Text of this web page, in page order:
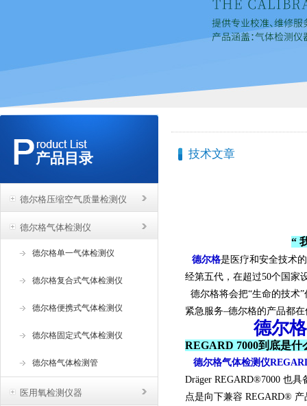
产品目录
德尔格压缩空气质量检测仪
德尔格气体检测仪
德尔格单一气体检测仪
德尔格复合式气体检测仪
德尔格便携式气体检测仪
德尔格固定式气体检测仪
德尔格气体检测管
医用氧检测仪器
技术文章
“
德尔格是医疗和安全技术
经第五代，在超过50个国家
德尔格将会把“生命的技术
紧急服务–德尔格的产品都
德尔
REGARD 7000到底是什
德尔格气体检测仪
Dräger REGARD®7000 也
点是向下兼容 REGARD® 产